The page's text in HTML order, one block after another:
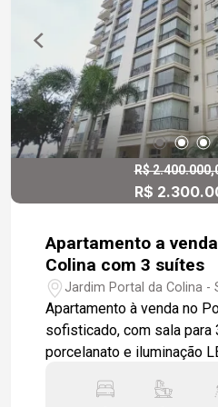
despensa, proporcionando
praticidade, e a lavanderia
de circulação de serviços,
doméstica. Estamos à disposição para te
atender. Gostaria saber mais informações deste
imóvel ou agendar uma
R$
R$
Apartamento a
Colina com 3 suítes
Jardim Portal da Colina -
Apartamento à venda no
sofisticado, com sala para
porcelanato e iluminação
envidraçada com